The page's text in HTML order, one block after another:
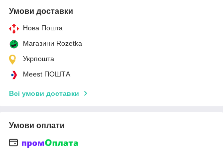
Умови доставки
Нова Пошта
Магазини Rozetka
Укрпошта
Meest ПОШТА
Всі умови доставки
Умови оплати